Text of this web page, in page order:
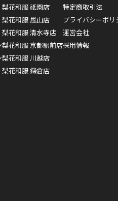
梨花和服 祇園店
梨花和服 嵐山店
梨花和服 清水寺店
梨花和服 京都駅前店
梨花和服 川越店
梨花和服 鎌倉店
特定商取引法
プライバシーポリ
運営会社
採用情報